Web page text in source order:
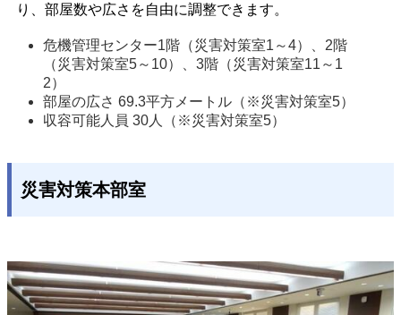
り、部屋数や広さを自由に調整できます。
危機管理センター1階（災害対策室1～4）、2階
（災害対策室5～10）、3階（災害対策室11～1
2）
部屋の広さ 69.3平方メートル（※災害対策室5）
収容可能人員 30人（※災害対策室5）
災害対策本部室